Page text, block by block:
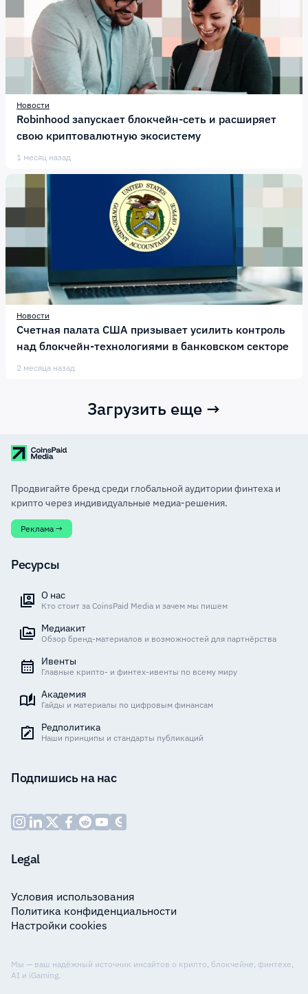
Новости
Robinhood запускает блокчейн-сеть и расширяет
свою криптовалютную экосистему
1 месяц назад
Новости
Счетная палата США призывает усилить контроль
над блокчейн-технологиями в банковском секторе
2 месяца назад
Загрузить еще →
Продвигайте бренд среди глобальной аудитории финтеха и
крипто через индивидуальные медиа-решения.
Реклама →
Ресурсы
О нас
Кто стоит за CoinsPaid Media и зачем мы пишем
Медиакит
Обзор бренд-материалов и возможностей для партнёрства
Ивенты
Главные крипто- и финтех-ивенты по всему миру
Академия
Гайды и материалы по цифровым финансам
Редполитика
Наши принципы и стандарты публикаций
Подпишись на нас
Legal
Условия использования
Политика конфиденциальности
Настройки cookies
Мы — ваш надёжный источник инсайтов о крипто, блокчейне, финтехе,
AI и iGaming.